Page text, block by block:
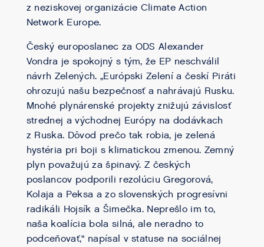
z neziskovej organizácie Climate Action
Network Europe.
Český europoslanec za ODS Alexander
Vondra je spokojný s tým, že EP neschválil
návrh Zelených. „Európski Zelení a českí Piráti
ohrozujú našu bezpečnosť a nahrávajú Rusku.
Mnohé plynárenské projekty znižujú závislosť
strednej a východnej Európy na dodávkach
z Ruska. Dôvod prečo tak robia, je zelená
hystéria pri boji s klimatickou zmenou. Zemný
plyn považujú za špinavý. Z českých
poslancov podporili rezolúciu Gregorová,
Kolaja a Peksa a zo slovenských progresívni
radikáli Hojsík a Šimečka. Neprešlo im to,
naša koalícia bola silná, ale neradno to
podceňovať,“ napísal v statuse na sociálnej